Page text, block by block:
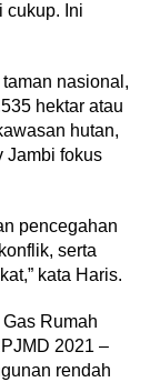
cukup. Ini
nasional,
hektar atau
hutan,
Jambi fokus
pencegahan
serta
kata Haris.
Rumah
2021 –
rendah